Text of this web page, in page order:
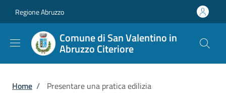
Regione Abruzzo
Comune di San Valentino in
Abruzzo Citeriore
Briciole di pane
Home / Presentare una pratica edilizia